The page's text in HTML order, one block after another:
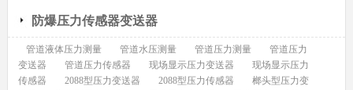
防爆压力传感器变送器
管道液体压力测量 管道水压测量 管道压力测量
管道压力
变送器
管道压力传感器 现场显示压力变送器
现场显示压力
传感器
2088型压力变送器 2088型压力传感器
榔头型压力变